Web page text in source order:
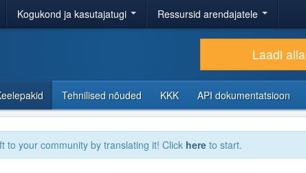
Kogukond ja kasutajatugi Ressursid arendajatele
Laadi alla
Tehnilised nõuded KKK API dokumentatsioon
to your community by translating it! Click here to start.